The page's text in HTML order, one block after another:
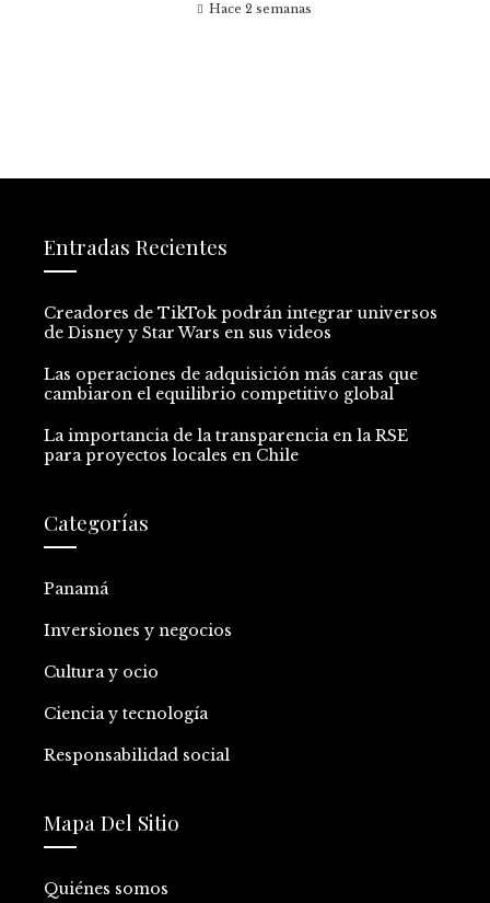
Hace 2 semanas
Entradas Recientes
Creadores de TikTok podrán integrar universos
de Disney y Star Wars en sus videos
Las operaciones de adquisición más caras que
cambiaron el equilibrio competitivo global
La importancia de la transparencia en la RSE
para proyectos locales en Chile
Categorías
Panamá
Inversiones y negocios
Cultura y ocio
Ciencia y tecnología
Responsabilidad social
Mapa Del Sitio
Quiénes somos